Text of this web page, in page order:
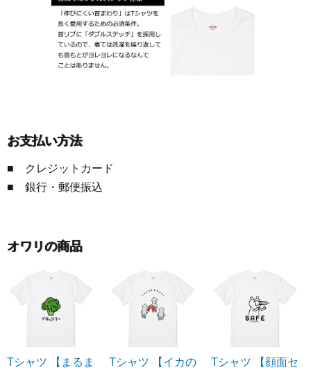
お支払い方法
■ クレジットカード
■ 銀行・郵便振込
オワリの商品
Tシャツ 【まるま
Tシャツ 【イカの
Tシャツ 【顔面セ